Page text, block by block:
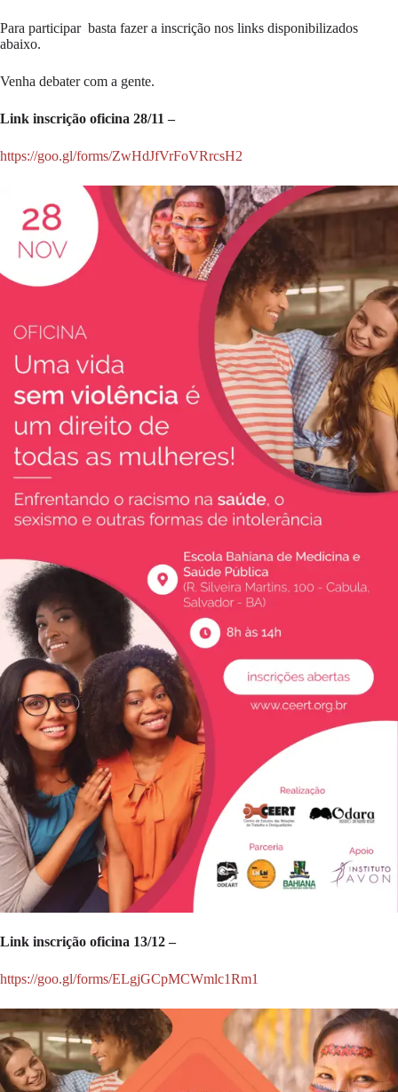
Para participar basta fazer a inscrição nos links disponibilizados
abaixo.
Venha debater com a gente.
Link inscrição oficina 28/11 –
https://goo.gl/forms/ZwHdJfVrFoVRrcsH2
Link inscrição oficina 13/12 –
https://goo.gl/forms/ELgjGCpMCWmlc1Rm1